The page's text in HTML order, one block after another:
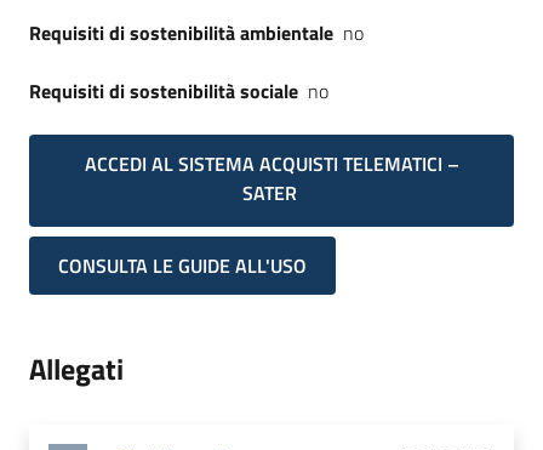
Requisiti di sostenibilità ambientale no
Requisiti di sostenibilità sociale no
ACCEDI AL SISTEMA ACQUISTI TELEMATICI –
SATER
CONSULTA LE GUIDE ALL'USO
Allegati